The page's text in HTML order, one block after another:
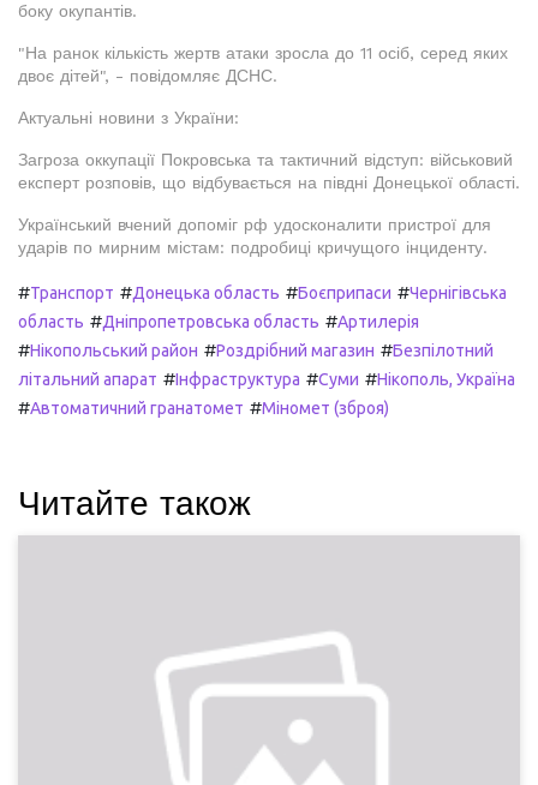
боку окупантів.
"На ранок кількість жертв атаки зросла до 11 осіб, серед яких
двоє дітей", - повідомляє ДСНС.
Актуальні новини з України:
Загроза оккупації Покровська та тактичний відступ: військовий
експерт розповів, що відбувається на півдні Донецької області.
Український вчений допоміг рф удосконалити пристрої для
ударів по мирним містам: подробиці кричущого інциденту.
#Транспорт #Донецька область #Боєприпаси #Чернігівська
область #Дніпропетровська область #Артилерія
#Нікопольський район #Роздрібний магазин #Безпілотний
літальний апарат #Інфраструктура #Суми #Нікополь, Україна
#Автоматичний гранатомет #Міномет (зброя)
Читайте також